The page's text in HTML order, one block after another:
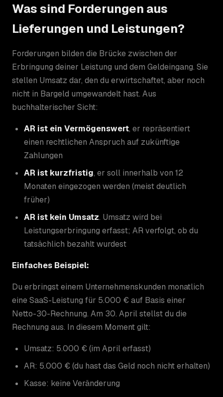
Was sind Forderungen aus
Lieferungen und Leistungen?
Forderungen bilden die Brücke zwischen der
Erbringung deiner Leistung und dem Geldeingang. Sie
stellen Umsatz dar, den du erwirtschaftet, aber noch
nicht in Bargeld umgewandelt hast. Aus
buchhalterischer Sicht:
AR ist ein Vermögenswert, er repräsentiert
einen rechtlichen Anspruch auf zukünftige
Zahlungen
AR ist kurzfristig, er soll innerhalb von 12
Monaten eingezogen werden (meist deutlich
früher)
AR ist kein Umsatz. Umsatz wird bei
Leistungserbringung erfasst; AR verfolgt, ob du
tatsächlich bezahlt wurdest
Einfaches Beispiel:
Du erbringst einem Unternehmenskunden monatlich
eine SaaS-Leistung für 5.000 € auf Basis einer
Netto-30-Rechnung. Am 30. April stellst du die
Rechnung aus. In diesem Moment gilt:
Umsatz: 5.000 € (im April erfasst)
AR: 5.000 € (du hast das Geld noch nicht erhalten)
Kasse: keine Veränderung